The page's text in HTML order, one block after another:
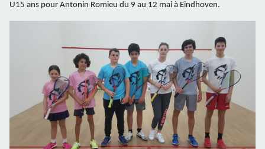
U15 ans pour Antonin Romieu du 9 au 12 mai à Eindhoven.